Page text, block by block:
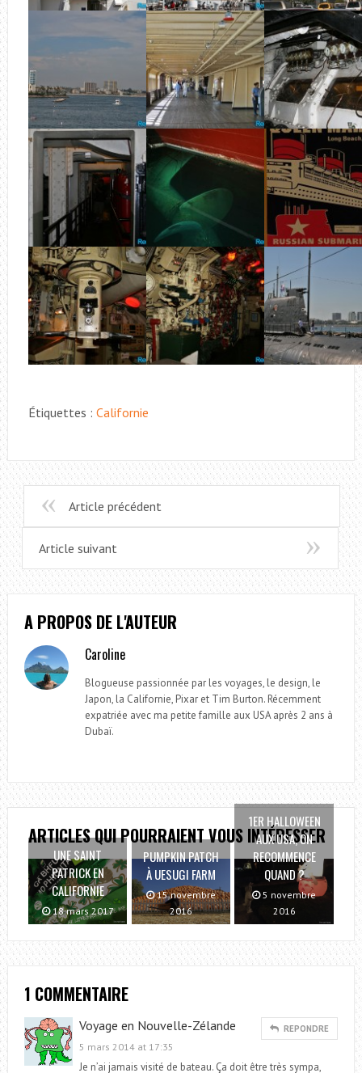
Étiquettes : Californie
Article précédent
Article suivant
A PROPOS DE L'AUTEUR
Caroline
Blogueuse passionnée par les voyages, le design, le
Japon, la Californie, Pixar et Tim Burton. Récemment
expatriée avec ma petite famille aux USA après 2 ans à
Dubaï.
ARTICLES QUI POURRAIENT VOUS INTÉRESSER
UNE SAINT
PATRICK EN
CALIFORNIE
18 mars 2017
PUMPKIN PATCH
À UESUGI FARM
15 novembre
2016
1ER HALLOWEEN
AUX USA, ON
RECOMMENCE
QUAND ?
5 novembre
2016
1 COMMENTAIRE
Voyage en Nouvelle-Zélande REPONDRE
5 mars 2014 at 17:35
Je n’ai jamais visité de bateau. Ça doit être très sympa,